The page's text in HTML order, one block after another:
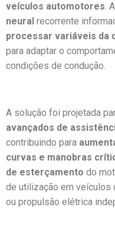
veículos automotores.
neural recorrente
processar variáveis da
para adaptar o
condições de condução.
A solução foi projetada
avançados de
contribuindo para
curvas e manobras
de esterçamento do
de utilização em veículos
ou propulsão elétrica